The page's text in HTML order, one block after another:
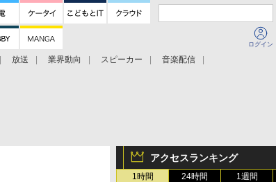
ログイン
放送 業界動向 スピーカー
音楽配信
アクセスランキング
1時間 24時間 1週間